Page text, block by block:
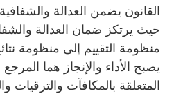
القانون يضمن العدالة
حيث يرتكز ضمان العدالة
منظومة التقييم إلى منظومة
يصبح الأداء والإنجاز هما
المتعلقة بالمكافآت والترقيات